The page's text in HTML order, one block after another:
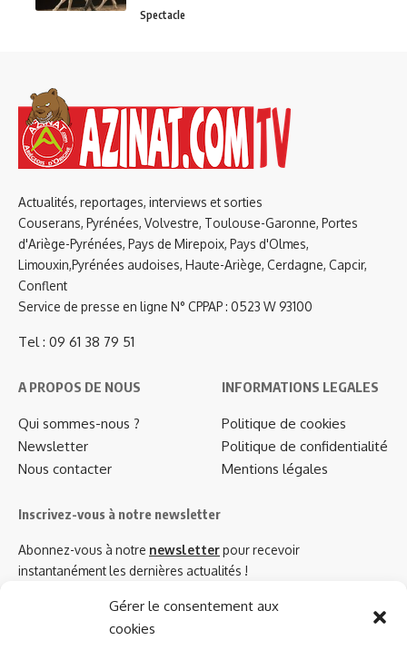
Gérer le consentement aux
cookies
Spectacle
Actualités, reportages, interviews et sorties
Couserans, Pyrénées, Volvestre, Toulouse-Garonne, Portes
d'Ariège-Pyrénées, Pays de Mirepoix, Pays d'Olmes,
Limouxin,Pyrénées audoises, Haute-Ariège, Cerdagne, Capcir,
Conflent
Service de presse en ligne N° CPPAP : 0523 W 93100
Tel : 09 61 38 79 51
A PROPOS DE NOUS
Qui sommes-nous ?
Newsletter
Nous contacter
INFORMATIONS LEGALES
Politique de cookies
Politique de confidentialité
Mentions légales
Inscrivez-vous à notre newsletter
Abonnez-vous à notre newsletterpour recevoir
instantanément les dernières actualités !
Azinat.com TV soutient